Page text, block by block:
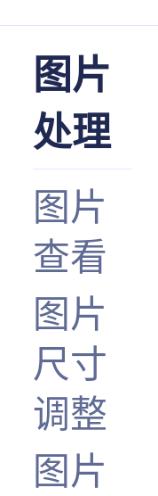
图片
处理
图片
查看
图片
尺寸
调整
图片